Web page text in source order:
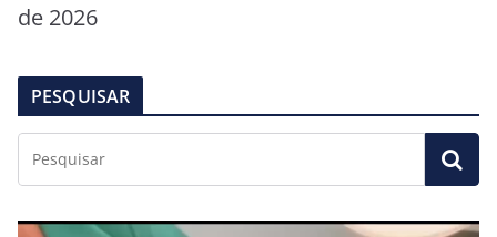
de 2026
PESQUISAR